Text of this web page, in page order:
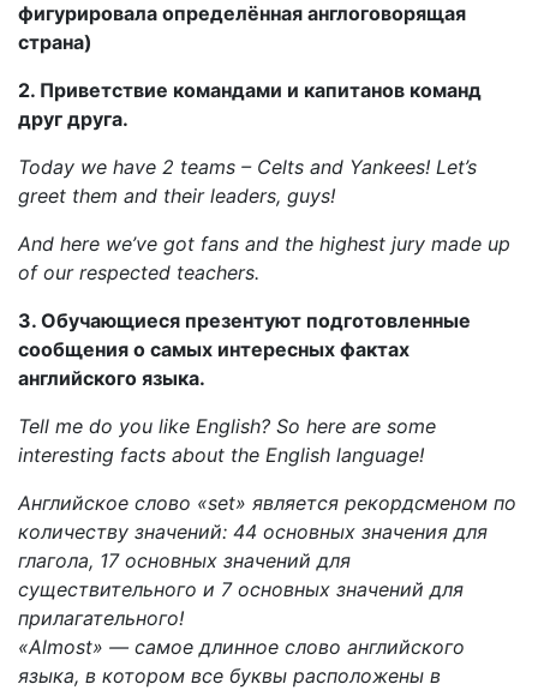
фигурировала определённая англоговорящая
страна)
2. Приветствие командами и капитанов команд
друг друга.
Today we have 2 teams – Celts and Yankees! Let’s
greet them and their leaders, guys!
And here we’ve got fans and the highest jury made up
of our respected teachers.
3. Обучающиеся презентуют подготовленные
сообщения о самых интересных фактах
английского языка.
Tell me do you like English? So here are some
interesting facts about the English language!
Английское слово «set» является рекордсменом по
количеству значений: 44 основных значения для
глагола, 17 основных значений для
существительного и 7 основных значений для
прилагательного!
«Almost» — самое длинное слово английского
языка, в котором все буквы расположены в